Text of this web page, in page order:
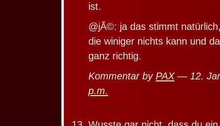
ist.
@jÃ©: ja das stimmt
die winiger nichts kann und
ganz richtig.
Kommentar by PAX— 12.
p.m.